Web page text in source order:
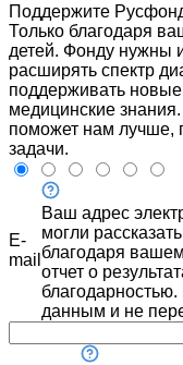
Поддержите
Только благодаря
детей. Фонду нужны
расширять спектр
поддерживать
медицинские
поможет нам лучше,
задачи.
E-
mail
Ваш адрес
могли
благодаря
отчет о
данным и не